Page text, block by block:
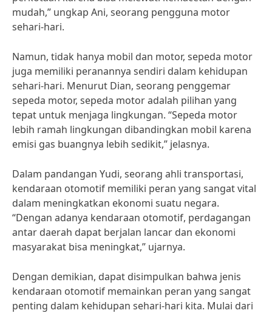
mudah,” ungkap Ani, seorang pengguna motor
sehari-hari.
Namun, tidak hanya mobil dan motor, sepeda motor
juga memiliki peranannya sendiri dalam kehidupan
sehari-hari. Menurut Dian, seorang penggemar
sepeda motor, sepeda motor adalah pilihan yang
tepat untuk menjaga lingkungan. “Sepeda motor
lebih ramah lingkungan dibandingkan mobil karena
emisi gas buangnya lebih sedikit,” jelasnya.
Dalam pandangan Yudi, seorang ahli transportasi,
kendaraan otomotif memiliki peran yang sangat vital
dalam meningkatkan ekonomi suatu negara.
“Dengan adanya kendaraan otomotif, perdagangan
antar daerah dapat berjalan lancar dan ekonomi
masyarakat bisa meningkat,” ujarnya.
Dengan demikian, dapat disimpulkan bahwa jenis
kendaraan otomotif memainkan peran yang sangat
penting dalam kehidupan sehari-hari kita. Mulai dari